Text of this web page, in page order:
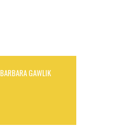
BARBARA GAWLIK